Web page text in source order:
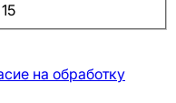
на обработку